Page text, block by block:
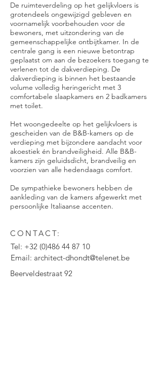
De ruimteverdeling op het gelijkvloers is
grotendeels ongewijzigd gebleven en
voornamelijk voorbehouden voor de
bewoners, met uitzondering van de
gemeenschappelijke ontbijtkamer. In de
centrale gang is een nieuwe betontrap
geplaatst om aan de bezoekers toegang te
verlenen tot de dakverdieping. De
dakverdieping is binnen het bestaande
volume volledig heringericht met 3
comfortabele slaapkamers en 2 badkamers
met toilet.
Het woongedeelte op het gelijkvloers is
gescheiden van de B&B-kamers op de
verdieping met bijzondere aandacht voor
akoestiek én brandveiligheid. Alle B&B-
kamers zijn geluidsdicht, brandveilig en
voorzien van alle hedendaags comfort.
De sympathieke bewoners hebben de
aankleding van de kamers afgewerkt met
persoonlijke Italiaanse accenten.
CONTACT:
Tel: +32 (0)486 44 87 10
Email: architect-dhondt@telenet.be
Beerveldestraat 92